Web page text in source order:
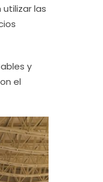
las
y
el